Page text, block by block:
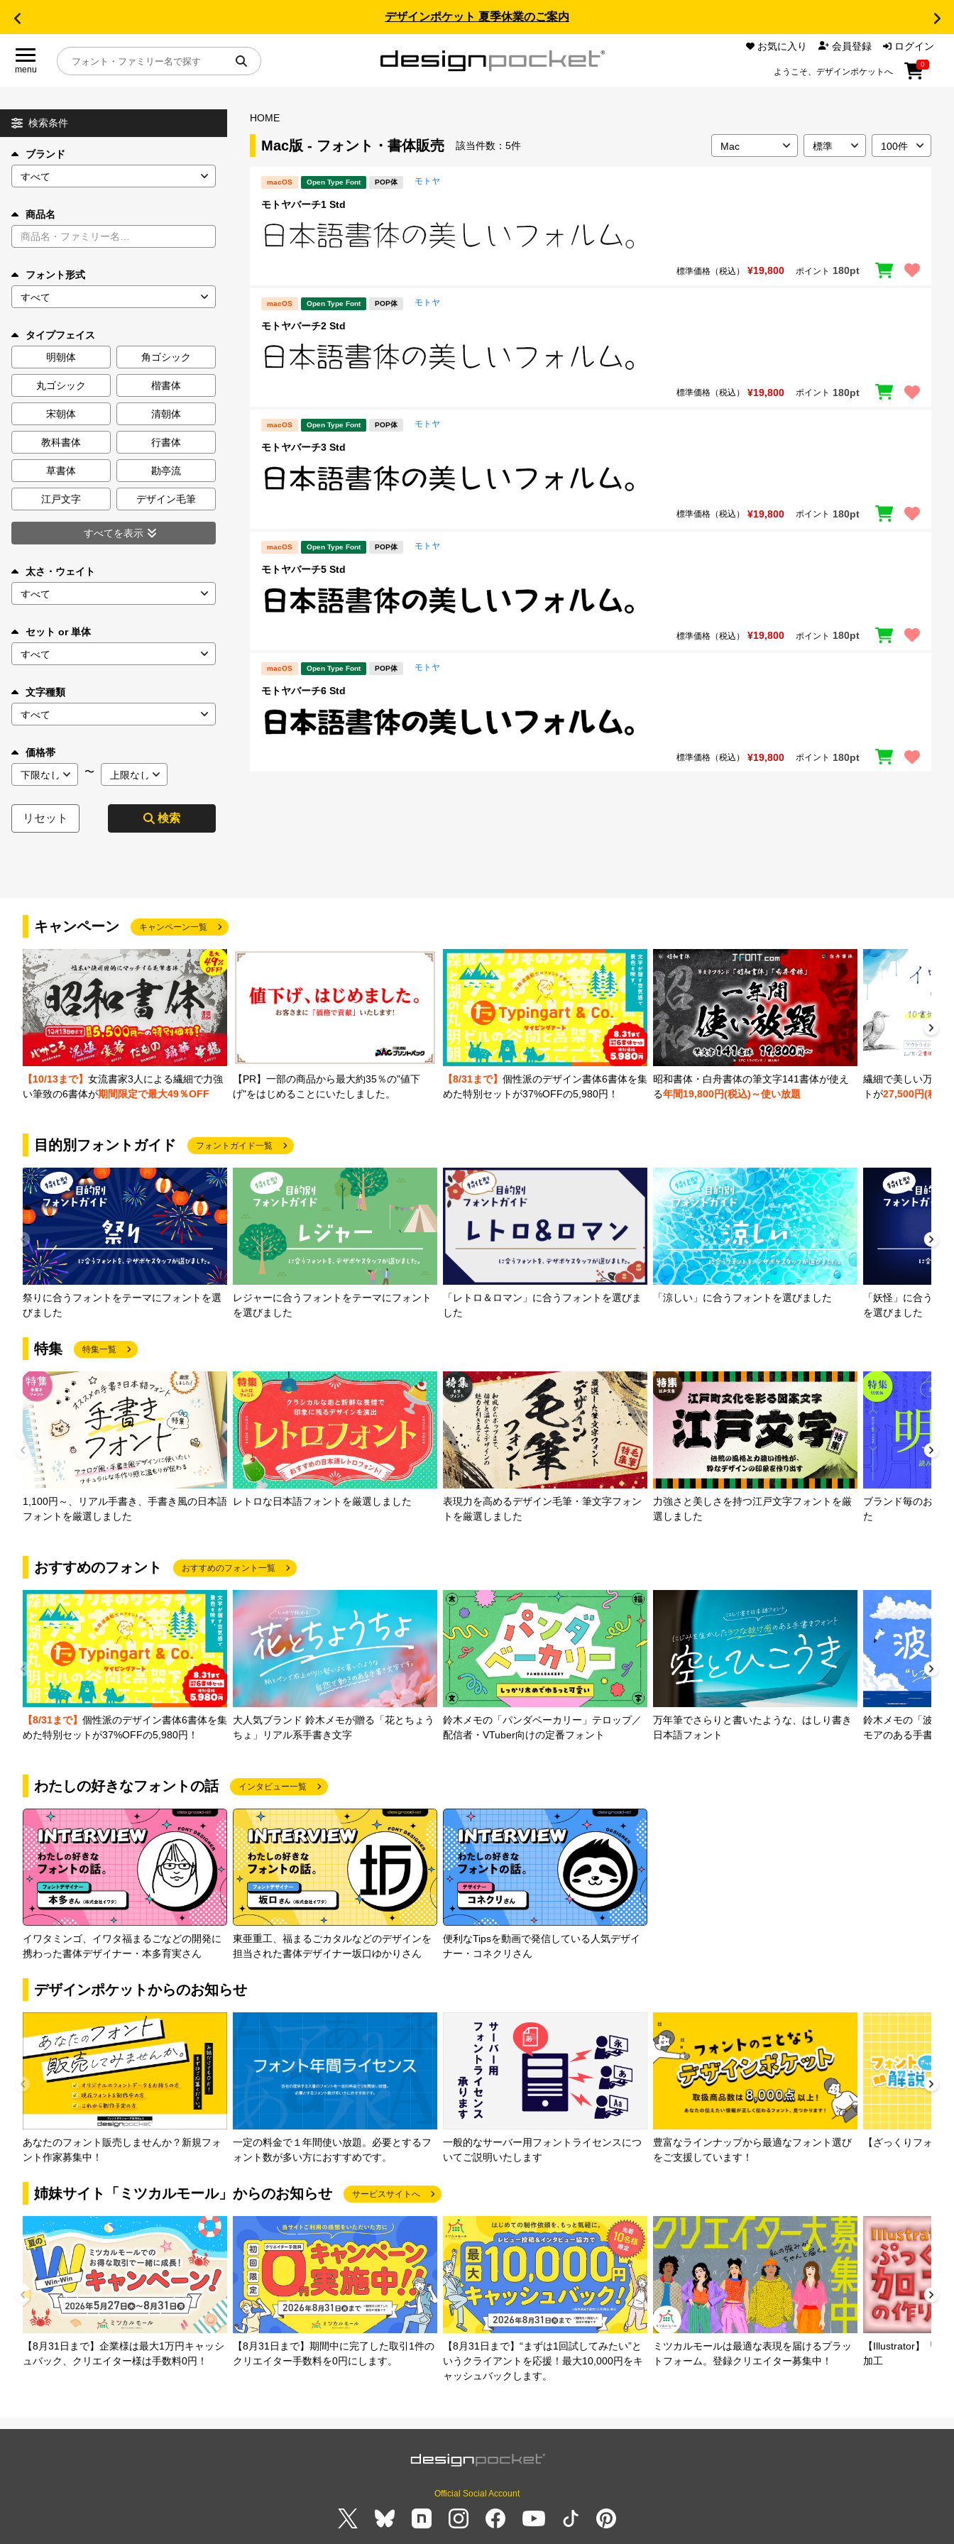
デザインポケット 夏季休業のご案内
menu
お気に入り 会員登録 ログイン
ようこそ、デザインポケットへ
0
目的別フォントガイド
特集
年間ライセンス商品
キャンペーン一覧
カート 0
マイページ
お気に入り
ご利用ガイド
お問い合わせ
検索条件
ブランド
商品名
フォント形式
タイプフェイス
明朝体
角ゴシック
丸ゴシック 楷書体
宋朝体 清朝体
教科書体 行書体
草書体 勘亭流
江戸文字 デザイン毛筆
すべてを表示
太さ・ウェイト
セット or 単体
文字種類
価格帯
〜
リセット 検索
HOME
Mac版 - フォント・書体販売 該当件数： 5件
macOS Open Type Font POP体 モトヤ
モトヤバーチ1 Std
標準価格（税込） ¥19,800 ポイント 180pt
macOS Open Type Font POP体 モトヤ
モトヤバーチ2 Std
標準価格（税込） ¥19,800 ポイント 180pt
macOS Open Type Font POP体 モトヤ
モトヤバーチ3 Std
標準価格（税込） ¥19,800 ポイント 180pt
macOS Open Type Font POP体 モトヤ
モトヤバーチ5 Std
標準価格（税込） ¥19,800 ポイント 180pt
macOS Open Type Font POP体 モトヤ
モトヤバーチ6 Std
標準価格（税込） ¥19,800 ポイント 180pt
キャンペーン キャンペーン一覧
【10/13まで】 女流書家3人による繊細で力強
い筆致の6書体が期間限定で最大49％OFF
【PR】一部の商品から最大約35％の"値下
げ"をはじめることにいたしました。
【8/31まで】 個性派のデザイン書体6書体を集
めた特別セットが37%OFFの5,980円！
昭和書体・白舟書体の筆文字141書体が使え
る年間19,800円(税込)～使い放題
繊細で美しい万年
トが27,500円(税込)
目的別フォントガイド フォントガイド一覧
祭りに合うフォントをテーマにフォントを選
びました
レジャーに合うフォントをテーマにフォント
を選びました
「レトロ＆ロマン」に合うフォントを選びま
した
「涼しい」に合うフォントを選びました
「妖怪」に合うフ
を選びました
特集 特集一覧
1,100円～、リアル手書き、手書き風の日本語
フォントを厳選しました
レトロな日本語フォントを厳選しました
表現力を高めるデザイン毛筆・筆文字フォン
トを厳選しました
力強さと美しさを持つ江戸文字フォントを厳
選しました
ブランド毎のおす
た
おすすめのフォント おすすめのフォント一覧
【8/31まで】 個性派のデザイン書体6書体を集
めた特別セットが37%OFFの5,980円！
大人気ブランド 鈴木メモが贈る「花とちょう
ちょ」リアル系手書き文字
鈴木メモの「パンダベーカリー」テロップ／
配信者・VTuber向けの定番フォント
万年筆でさらりと書いたような、はしり書き
日本語フォント
鈴木メモの「波と
モアのある手書き
わたしの好きなフォントの話 インタビュー一覧
イワタミンゴ、イワタ福まるごなどの開発に
携わった書体デザイナー・本多育実さん
東亜重工、福まるごカタルなどのデザインを
担当された書体デザイナー坂口ゆかりさん
便利なTipsを動画で発信している人気デザイ
ナー・コネクリさん
デザインポケットからのお知らせ
あなたのフォント販売しませんか？新規フォ
ント作家募集中！
一定の料金で１年間使い放題。必要とするフ
ォント数が多い方におすすめです。
一般的なサーバー用フォントライセンスにつ
いてご説明いたします
豊富なラインナップから最適なフォント選び
をご支援しています！
【ざっくりフォン
姉妹サイト「ミツカルモール」からのお知らせ サービスサイトへ
【8月31日まで】企業様は最大1万円キャッシ
ュバック、クリエイター様は手数料0円！
【8月31日まで】期間中に完了した取引1件の
クリエイター手数料を0円にします。
【8月31日まで】“まずは1回試してみたい”と
いうクライアントを応援！最大10,000円をキ
ャッシュバックします。
ミツカルモールは最適な表現を届けるプラッ
トフォーム。登録クリエイター募集中！
【Illustrator】「3D
加工
Official Social Account